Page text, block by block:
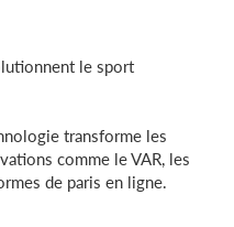
le sport
transforme les
comme le VAR, les
de paris en ligne.